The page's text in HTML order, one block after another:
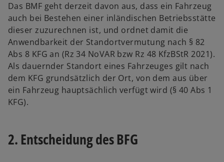
Das BMF geht derzeit davon aus, dass ein Fahrzeug
auch bei Bestehen einer inländischen Betriebsstätte
dieser zuzurechnen ist, und ordnet damit die
Anwendbarkeit der Standortvermutung nach § 82
Abs 8 KFG an (Rz 34 NoVAR bzw Rz 48 KfzBStR 2021).
Als dauernder Standort eines Fahrzeuges gilt nach
dem KFG grundsätzlich der Ort, von dem aus über
ein Fahrzeug hauptsächlich verfügt wird (§ 40 Abs 1
KFG).
2. Entscheidung des BFG